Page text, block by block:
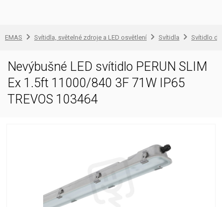
EMAS Svítidla, světelné zdroje a LED osvětlení Svítidla Svítidlo
Nevýbušné LED svítidlo PERUN SLIM
Ex 1.5ft 11000/840 3F 71W IP65
TREVOS 103464